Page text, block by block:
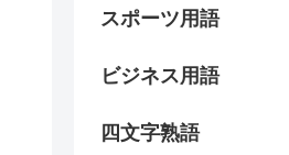
スポーツ用語
ビジネス用語
四文字熟語